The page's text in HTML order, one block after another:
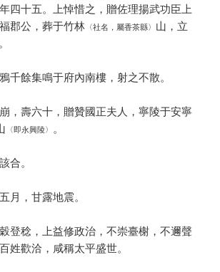
四十五。上悼惜之，贈佐理揚武功臣上
郡公，葬于竹林 〈社名，屬香茶縣〉 山，立
。
千餘集鳴于府內南樓，射之不散。
，壽六十，贈贊國正夫人，寧陵于安寧
〈即永興陵〉 。
合。
月，甘露地震。
登稔，上益修政治，不崇臺榭，不邇聲
姓歡洽，咸稱太平盛世。